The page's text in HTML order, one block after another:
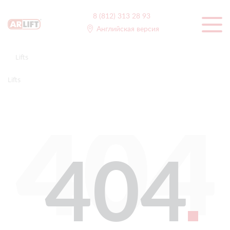
8 (812) 313 28 93
Английская версия
Lifts
Lifts
404